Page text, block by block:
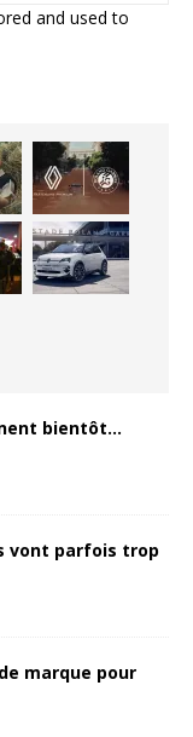
and used to
bientôt…
vont parfois trop
marque pour